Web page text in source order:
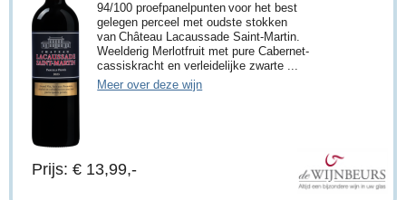
94/100 proefpanelpunten voor het best
gelegen perceel met oudste stokken
van Château Lacaussade Saint-Martin.
Weelderig Merlotfruit met pure Cabernet-
cassiskracht en verleidelijke zwarte ...
Meer over deze wijn
Prijs: € 13,99,-